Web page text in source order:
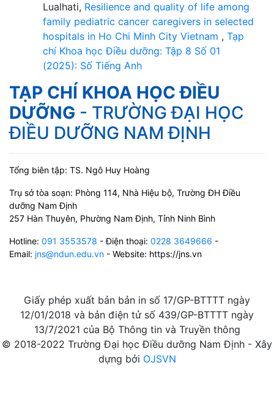
Lualhati, Resilience and quality of life among
family pediatric cancer caregivers in selected
hospitals in Ho Chi Minh City Vietnam , Tạp
chí Khoa học Điều dưỡng: Tập 8 Số 01
(2025): Số Tiếng Anh
TẠP CHÍ KHOA HỌC ĐIỀU
DƯỠNG - TRƯỜNG ĐẠI HỌC
ĐIỀU DƯỠNG NAM ĐỊNH
Tổng biên tập: TS. Ngô Huy Hoàng
Trụ sở tòa soạn: Phòng 114, Nhà Hiệu bộ, Trường ĐH Điều
dưỡng Nam Định
257 Hàn Thuyên, Phường Nam Định, Tỉnh Ninh Bình
Hotline: 091 3553578 - Điện thoại: 0228 3649666 -
Email: jns@ndun.edu.vn - Website: https://jns.vn
Giấy phép xuất bản bản in số 17/GP-BTTTT ngày
12/01/2018 và bản điện tử số 439/GP-BTTTT ngày
13/7/2021 của Bộ Thông tin và Truyền thông
© 2018-2022 Trường Đại học Điều dưỡng Nam Định - Xây
dựng bởi OJSVN